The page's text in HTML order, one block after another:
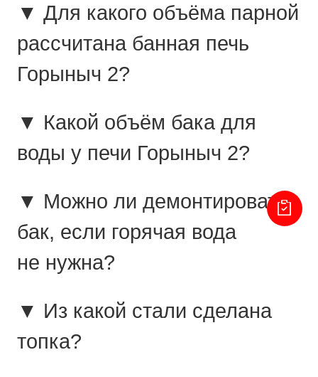
▼ Для какого объёма парной
рассчитана банная печь
Горыныч 2?
▼ Какой объём бака для
воды у печи Горыныч 2?
▼ Можно ли демонтировать
бак, если горячая вода
не нужна?
▼ Из какой стали сделана
топка?